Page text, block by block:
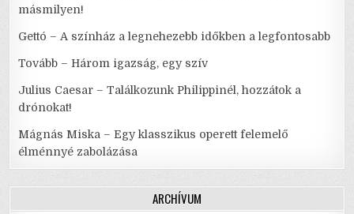
másmilyen!
Gettó – A színház a legnehezebb időkben a legfontosabb
Tovább – Három igazság, egy szív
Julius Caesar – Találkozunk Philippinél, hozzátok a
drónokat!
Mágnás Miska – Egy klasszikus operett felemelő
élménnyé zabolázása
ARCHÍVUM